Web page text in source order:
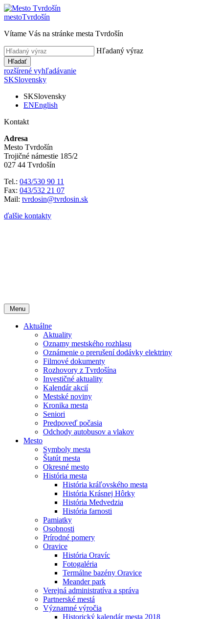
mestoTvrdošín
Vítame Vás na stránke mesta Tvrdošín
Hľadaný výraz
Hľadať
rozšírené vyhľadávanie
SKSlovensky
SKSlovensky
ENEnglish
Kontakt
Adresa
Mesto Tvrdošín
Trojičné námestie 185/2
027 44 Tvrdošín
Tel.: 043/530 90 11
Fax: 043/532 21 07
Mail: tvrdosin@tvrdosin.sk
ďalšie kontakty
Menu
Aktuálne
Aktuality
Oznamy mestského rozhlasu
Oznámenie o prerušení dodávky elektriny
Filmové dokumenty
Rozhovory z Tvrdošína
Investičné aktuality
Kalendár akcií
Mestské noviny
Kronika mesta
Seniori
Predpoveď počasia
Odchody autobusov a vlakov
Mesto
Symboly mesta
Štatút mesta
Okresné mesto
História mesta
História kráľovského mesta
História Krásnej Hôrky
História Medvedzia
História farnosti
Pamiatky
Osobnosti
Prírodné pomery
Oravice
História Oravíc
Fotogaléria
Termálne bazény Oravice
Meander park
Verejná administratíva a správa
Partnerské mestá
Významné výročia
Historický kalendár mesta 2018